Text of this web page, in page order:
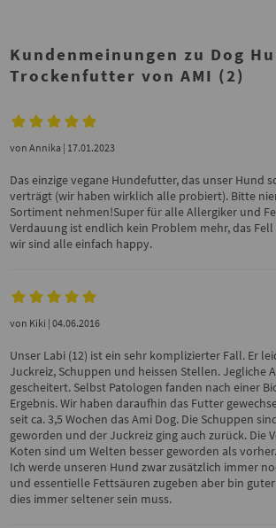
Kundenmeinungen zu Dog
Trockenfutter von AMI (2)
vonAnnika | 17.01.2023
Das einzige vegane Hundefutter, das unser Hund
verträgt (wir haben wirklich alle probiert). Bitte
Sortiment nehmen!Super für alle Allergiker und
Verdauung ist endlich kein Problem mehr, das
wir sind alle einfach happy.
von Kiki | 04.06.2016
Unser Labi (12) ist ein sehr komplizierter Fall. Er
Juckreiz, Schuppen und heissen Stellen. Jegliche
gescheitert. Selbst Patologen fanden nach einer
Ergebnis. Wir haben daraufhin das Futter
seit ca. 3,5 Wochen das Ami Dog. Die Schuppen
geworden und der Juckreiz ging auch zurück. Die
Koten sind um Welten besser geworden als vorher.
Ich werde unseren Hund zwar zusätzlich immer
und essentielle Fettsäuren zugeben aber bin
dies immer seltener sein muss.